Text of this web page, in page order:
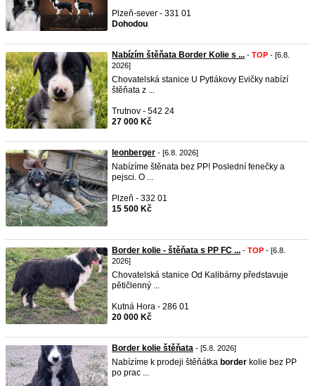
Plzeň-sever - 331 01
Dohodou
Nabízím štěňata Border Kolie s ... - TOP - [6.8.
2026]
Chovatelská stanice U Pytlákovy Evičky nabízí
štěňata z ...
Trutnov - 542 24
27 000 Kč
leonberger - [6.8. 2026]
Nabízíme štěnata bez PP! Poslední fenečky a
pejsci. O ...
Plzeň - 332 01
15 500 Kč
Border kolie - štěňata s PP FC ... - TOP - [6.8.
2026]
Chovatelská stanice Od Kalibárny představuje
pětičlenný ...
Kutná Hora - 286 01
20 000 Kč
Border kolie štěňata - [5.8. 2026]
Nabízíme k prodeji štěňátka border kolie bez PP
po prac ...